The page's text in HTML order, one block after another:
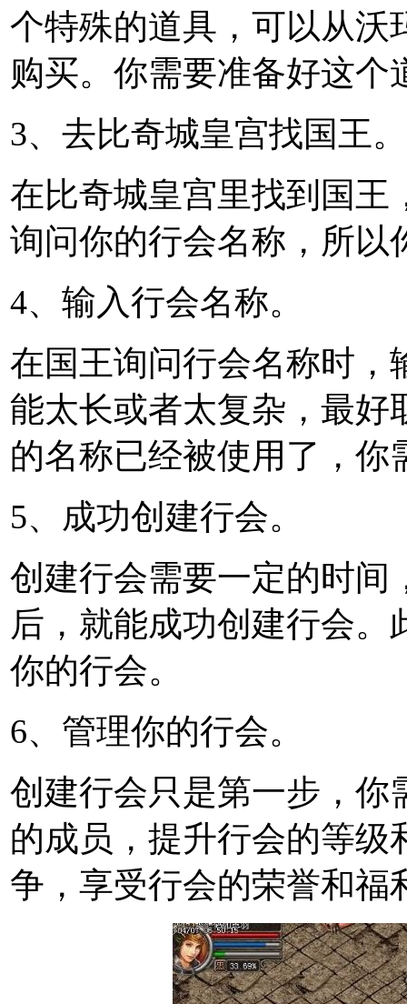
个特殊的道具，可以从沃
购买。你需要准备好这
3、去比奇城皇宫找国王。
在比奇城皇宫里找到国王
询问你的行会名称，所以
4、输入行会名称。
在国王询问行会名称时，
能太长或者太复杂，最好
的名称已经被使用了，你
5、成功创建行会。
创建行会需要一定的时间
后，就能成功创建行会
你的行会。
6、管理你的行会。
创建行会只是第一步，你
的成员，提升行会的等级
争，享受行会的荣誉和福